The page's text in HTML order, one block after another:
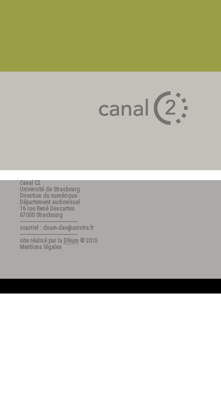
Canal C2
Université de Strasbourg
Direction du numérique
Département audiovisuel
16 rue René Descartes
67000 Strasbourg
---------------------------------------
courriel : dnum-dav@unistra.fr
---------------------------------------
site réalisé par la DNum © 2015
Mentions légales